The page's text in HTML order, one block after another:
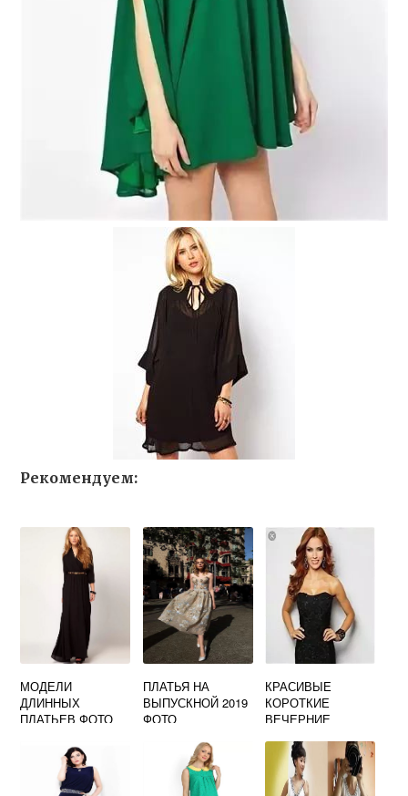
Рекомендуем:
МОДЕЛИ
ДЛИННЫХ
ПЛАТЬЕВ ФОТО
ПЛАТЬЯ НА
ВЫПУСКНОЙ 2019
ФОТО
КРАСИВЫЕ
КОРОТКИЕ
ВЕЧЕРНИЕ